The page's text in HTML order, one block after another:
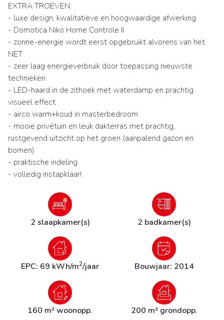
EXTRA TROEVEN:
- luxe design, kwalitatieve en hoogwaardige afwerking
- Domotica Niko Home Controle II
- zonne-energie wordt eerst opgebruikt alvorens van het
NET
- zeer laag energieverbruik door toepassing nieuwste
technieken
- LED-haard in de zithoek met waterdamp en prachtig
visueel effect
- airco warm+koud in masterbedroom
- mooie privétuin en leuk dakterras met prachtig,
rustgevend uitzicht op het groen (aanpalend gazon en
bomen)
- praktische indeling
- volledig instapklaar!
2 slaapkamer(s) 2 badkamer(s)
EPC: 69 kWh/m2/jaar Bouwjaar: 2014
160 m² woonopp. 200 m² grondopp.